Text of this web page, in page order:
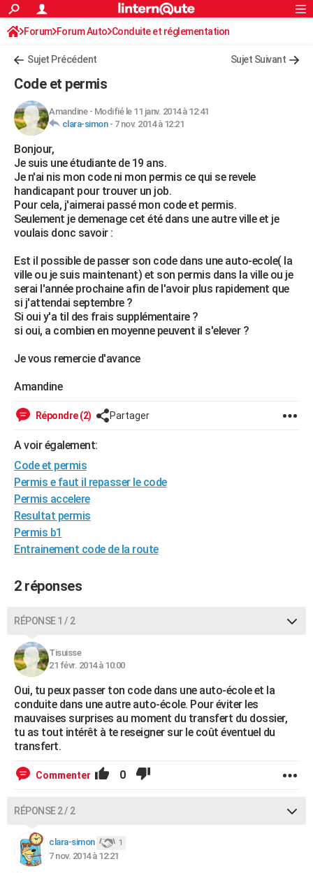
ACTUALITÉS
Politique
Société
Faits Divers
Education
Monde
Villes
+
FINANCE
Retraite
Impôts
Epargne
Immobilier
Risques naturels par ville
Banque
Assurance
Crédit
AUTO
Essais
Réserver un essai
Citadines
Berlines
SUV
Forum auto
+HIGH-TECH
Mobiles
Meilleur smartphone
Internet
Ordinateurs
Jeux vidéo
Guide high-tech
+BRICOLAGE
Forum
Aménagement intérieur
Extérieur
Cuisine
Salle de bains
Jardinage
Rangement
WEEK-END
Art de vivre
Bien-être
Loisirs
Mode
Modes de vie
SANTE
Alimentation
Guide de la santé
Maladies
Médicaments
Sommeil
VOYAGE
Destinations
City break
Voyage nature
Voyage de noces
Forum
Climat
+PHOTO
GUIDES D'ACHAT
BONS PLANS
CARTE DE VOEUX
Carte de Noël
Carte Bonne année
Carte Saint-Valentin
Carte Pâques
Carte d'anniversaire
DICTIONNAIRE
Dictionnaire
Biographies
Citations
Expressions
Proverbes
PROGRAMME TV
COPAINS D'AVANT
S'inscrire
Se connecter
Lycées
Collèges
Primaires
Universités
Entreprises
Service militaire
Avis de recherche
AVIS DE DÉCÈS
FORUM
Bricolage
Lifestyle
Culture
Sport
Auto
Television
Voyage
Cinema
S'inscrire
Connexion
Forum Forum Auto Conduite et réglementation
Sujet Précédent Sujet Suivant
Code et permis
Amandine- Modifié le 11 janv. 2014 à 12:41
clara-simon- 7 nov. 2014 à 12:21
Bonjour,
Je suis une étudiante de 19 ans.
Je n'ai nis mon code ni mon permis ce qui se revele
handicapant pour trouver un job.
Pour cela, j'aimerai passé mon code et permis.
Seulement je demenage cet été dans une autre ville et je
voulais donc savoir :
Est il possible de passer son code dans une auto-ecole( la
ville ou je suis maintenant) et son permis dans la ville ou je
serai l'année prochaine afin de l'avoir plus rapidement que
si j'attendai septembre ?
Si oui y'a til des frais supplémentaire ?
si oui, a combien en moyenne peuvent il s'elever ?
Je vous remercie d'avance
Amandine
Répondre (2) Partager
A voir également:
Code et permis
Permis e faut il repasser le code
Permis accelere
Resultat permis
Permis b1
Entrainement code de la route
2 réponses
RÉPONSE 1 / 2
Tisuisse
21 févr. 2014 à 10:00
Oui, tu peux passer ton code dans une auto-école et la
conduite dans une autre auto-école. Pour éviter les
mauvaises surprises au moment du transfert du dossier,
tu as tout intérêt à te reseigner sur le coût éventuel du
transfert.
Commenter 0
RÉPONSE 2 / 2
clara-simon 1
7 nov. 2014 à 12:21